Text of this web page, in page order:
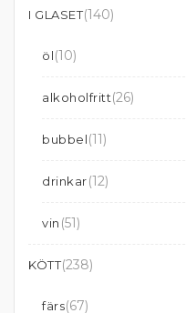
I GLASET(140)
öl(10)
alkoholfritt(26)
bubbel(11)
drinkar(12)
vin (51)
KÖTT(238)
färs(67)